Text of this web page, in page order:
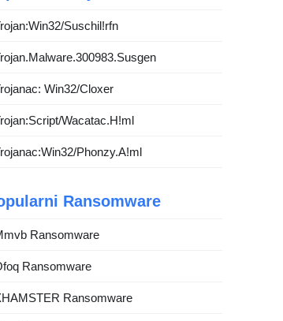
Suschil!rfn
Win32/Cloxer
Wacatac.H!ml
Phonzy.A!ml
Ransomware
Ransomware
Ransomware
Ransomware